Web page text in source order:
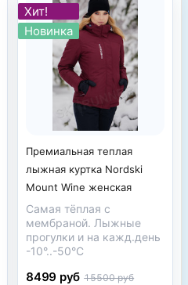
Хит!
Новинка
Премиальная теплая
лыжная куртка Nordski
Mount Wine женская
Самая тёплая с
мембраной. Лыжные
прогулки и на кажд.день
-10°..-50°С
8499 руб 15500 руб